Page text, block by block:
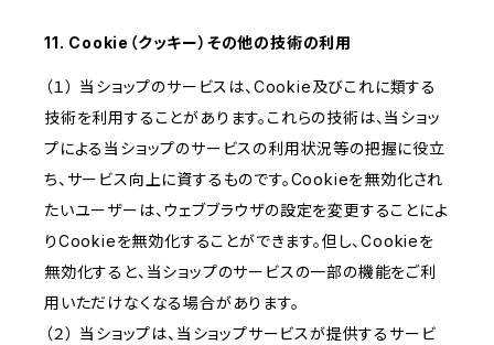
11. Cookie（クッキー）その他の技術の利用
（１） 当ショップのサービスは、Cookie及びこれに類する
技術を利用することがあります。これらの技術は、当ショッ
プによる当ショップのサービスの利用状況等の把握に役立
ち、サービス向上に資するものです。Cookieを無効化され
たいユーザーは、ウェブブラウザの設定を変更することによ
りCookieを無効化することができます。但し、Cookieを
無効化すると、当ショップのサービスの一部の機能をご利
用いただけなくなる場合があります。
（２） 当ショップは、当ショップサービスが提供するサービ